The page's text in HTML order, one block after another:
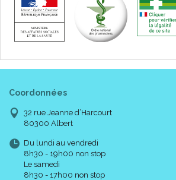
Coordonnées
32 rue Jeanne d’Harcourt
80300 Albert
Du lundi au vendredi
8h30 - 19h00 non stop
Le samedi
8h30 - 17h00 non stop